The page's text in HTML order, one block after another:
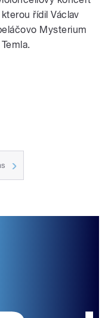
řídil Václav
Mysterium